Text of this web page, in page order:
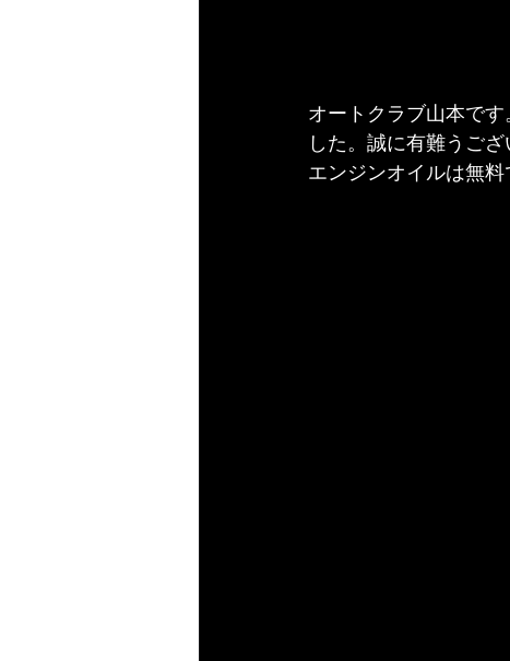
オートクラブ山本で
した。誠に有難うご
エンジンオイルは無料